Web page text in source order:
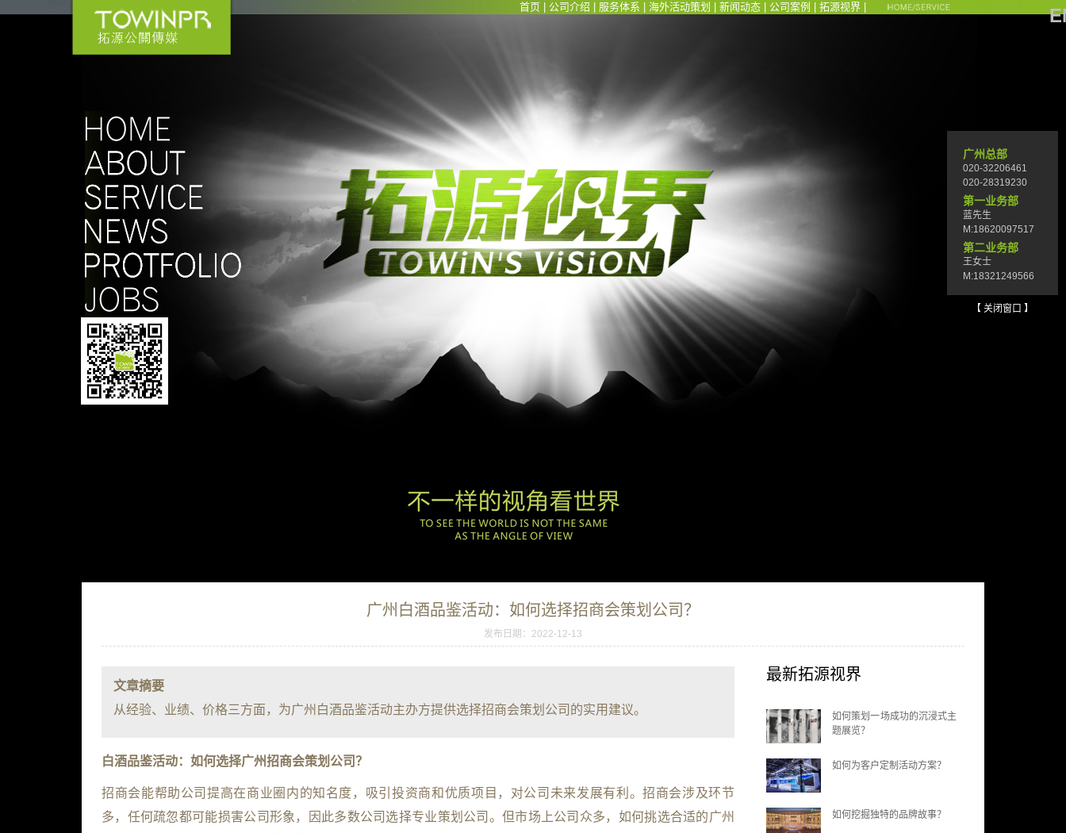
首页 公司介绍 服务体系 海外活动策划 新闻动态 公司案例 拓源视界
广州白酒品鉴活动：如何选择招商会策划公司？
发布日期：2022-12-13
文章摘要
从经验、业绩、价格三方面，为广州白酒品鉴活动主办方提供选择招商会策划公司的实用建议。
白酒品鉴活动：如何选择广州招商会策划公司？
招商会能帮助公司提高在商业圈内的知名度，吸引投资商和优质项目，对公司未来发展有利。招商会涉及环节
多，任何疏忽都可能损害公司形象，因此多数公司选择专业策划公司。但市场上公司众多，如何挑选合适的广州
最新拓源视界
如何策划一场成功的沉浸式主
题展览？
如何为客户定制活动方案？
如何挖掘独特的品牌故事？
广州总部
020-32206461
020-28319230
第一业务部
蓝先生
M:18620097517
第二业务部
王女士
M:18321249566
【 关闭窗口 】